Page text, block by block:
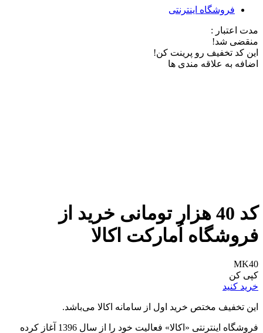
فروشگاه اینترنتی
مدت اعتبار :
منقضی شد!
این کد تخفیف رو پرینت کن!
اضافه به علاقه مندی ها
کد 40 هزار تومانی خرید از
فروشگاه اُمارکت اکالا
MK40
کپی کن
خرید کنید
این تخفیف مختص خرید اول از سامانه اکالا می‌باشد.
فروشگاه اینترنتی «اکالا» فعالیت خود را از سال 1396 آغاز کرده